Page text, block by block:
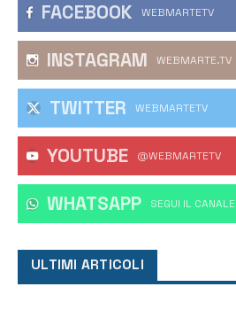
FACEBOOK WEBMARTETV
INSTAGRAM WEBMARTE.TV
TWITTER WEBMARTETV
YOUTUBE @WEBMARTETV
WHATSAPP ‎SEGUI IL CANALE
ULTIMI ARTICOLI